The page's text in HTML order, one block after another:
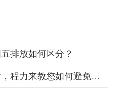
排放如何区分？
下一篇：春节假期倒计时，程力来教您如何避免返程堵车